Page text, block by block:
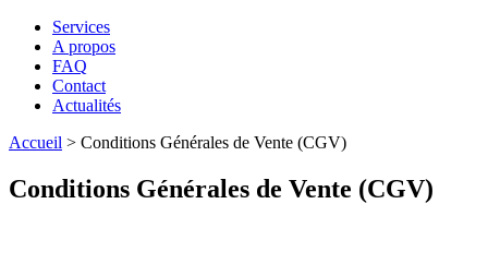
Services
A propos
FAQ
Contact
Actualités
Accueil > Conditions Générales de Vente (CGV)
Conditions Générales de Vente (CGV)